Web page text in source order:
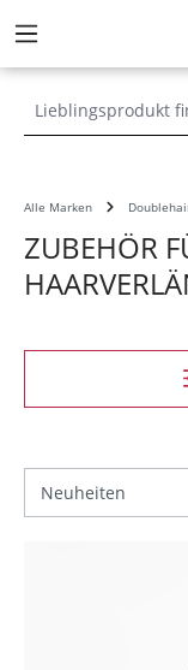
springen
Alle Marken
ZUBEHÖR